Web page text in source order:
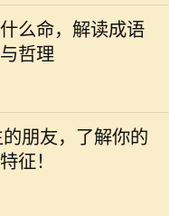
么命，解读成语
哲理
含着深刻的道理和智
财什么命”这一说法，
成语的解读，能够
朋友，了解你的
征！
过，1973年出生的人
命运与个性？在中国
1973年属于水兔年。
动与智慧，又代表着
似水，每个人的生辰